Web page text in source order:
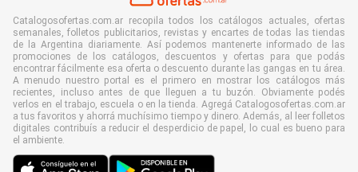
Catalogosofertas.com.ar recopila todos los catálogos actuales, ofertas
semanales, folletos publicitarios, revistas y encartes de todas las tiendas
de la Argentina diariamente. Así podemos mantenerte informado de las
promociones de los catálogos, descuentos y ofertas para que podás
encontrar fácilmente esa oferta o descuento durante las gangas en tu área.
A menudo nuestro portal es el primero en mostrar los catálogos más
recientes, incluso antes de que lleguen a tu buzón. Obviamente podés
verlos en el trabajo, escuela o en la tienda. Agregá Catalogosofertas.com.ar
a tus favoritos y ahorrá muchísimo tiempo y dinero. Además, al leer folletos
digitales contribuís a reducir el desperdicio de papel, lo cual es bueno para
el ambiente.